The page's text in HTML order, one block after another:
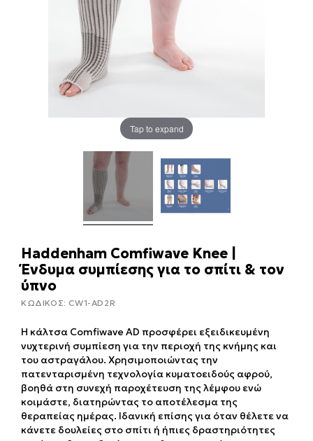
Tap to expand
Haddenham Comfiwave Knee |
Ένδυμα συμπίεσης για το σπίτι & τον
ύπνο
ΚΩΔΙΚΟΣ:CW1-AD2R
Η κάλτσα Comfiwave AD προσφέρει εξειδικευμένη
νυχτερινή συμπίεση για την περιοχή της κνήμης και
του αστραγάλου. Χρησιμοποιώντας την
πατενταρισμένη τεχνολογία κυματοειδούς αφρού,
βοηθά στη συνεχή παροχέτευση της λέμφου ενώ
κοιμάστε, διατηρώντας το αποτέλεσμα της
θεραπείας ημέρας. Ιδανική επίσης για όταν θέλετε να
κάνετε δουλείες στο σπίτι ή ήπιες δραστηριότητες